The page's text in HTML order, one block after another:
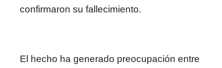
confirmaron su fallecimiento.
El hecho ha generado preocupación entre